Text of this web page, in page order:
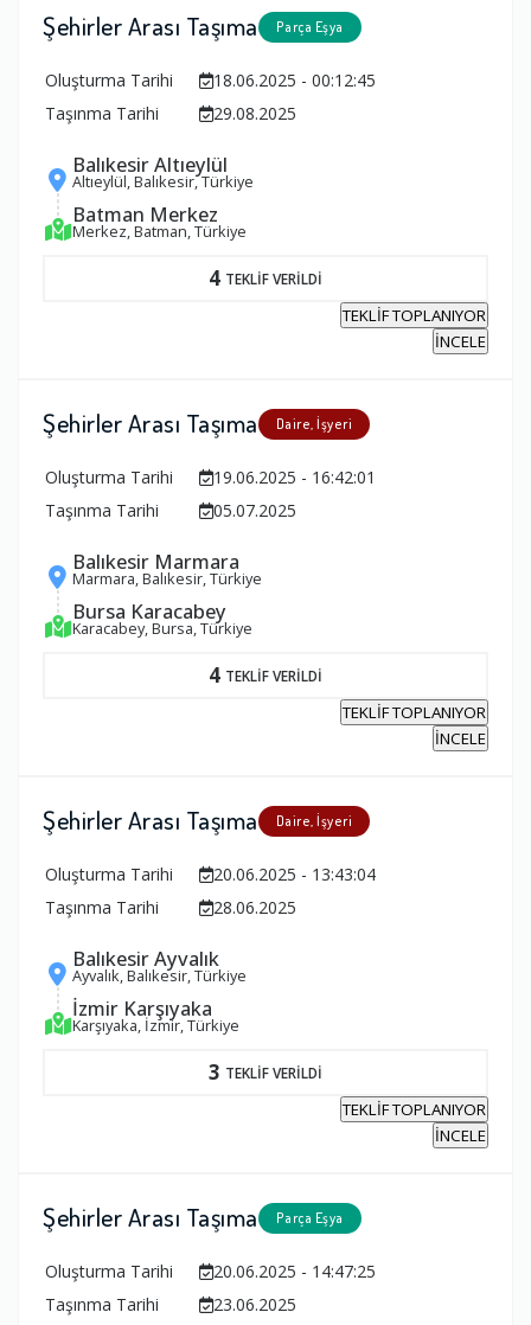
Şehirler Arası Taşıma Parça Eşya
Oluşturma Tarihi
18.06.2025 - 00:12:45
Taşınma Tarihi
29.08.2025
Balıkesir Altıeylül
Altıeylül, Balıkesir, Türkiye
Batman Merkez
Merkez, Batman, Türkiye
4 TEKLİF VERİLDİ
TEKLİF TOPLANIYOR
İNCELE
Şehirler Arası Taşıma Daire, İşyeri
Oluşturma Tarihi
19.06.2025 - 16:42:01
Taşınma Tarihi
05.07.2025
Balıkesir Marmara
Marmara, Balıkesir, Türkiye
Bursa Karacabey
Karacabey, Bursa, Türkiye
4 TEKLİF VERİLDİ
TEKLİF TOPLANIYOR
İNCELE
Şehirler Arası Taşıma Daire, İşyeri
Oluşturma Tarihi
20.06.2025 - 13:43:04
Taşınma Tarihi
28.06.2025
Balıkesir Ayvalık
Ayvalık, Balıkesir, Türkiye
İzmir Karşıyaka
Karşıyaka, İzmir, Türkiye
3 TEKLİF VERİLDİ
TEKLİF TOPLANIYOR
İNCELE
Şehirler Arası Taşıma Parça Eşya
Oluşturma Tarihi
20.06.2025 - 14:47:25
Taşınma Tarihi
23.06.2025